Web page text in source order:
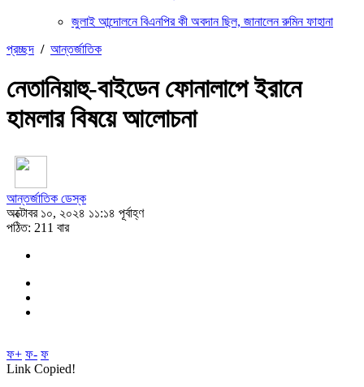
জুলাই আন্দোলনে বিএনপির কী অবদান ছিল, জানালেন রুমিন ফাহানা
প্রচ্ছদ / আন্তর্জাতিক
নেতানিয়াহু-বাইডেন ফোনালাপে ইরানে
হামলার বিষয়ে আলোচনা
আন্তর্জাতিক ডেস্ক
অক্টোবর ১০, ২০২৪ ১১:১৪ পূর্বাহ্ণ
পঠিত: 211 বার
ফ+ ফ- ফ
Link Copied!